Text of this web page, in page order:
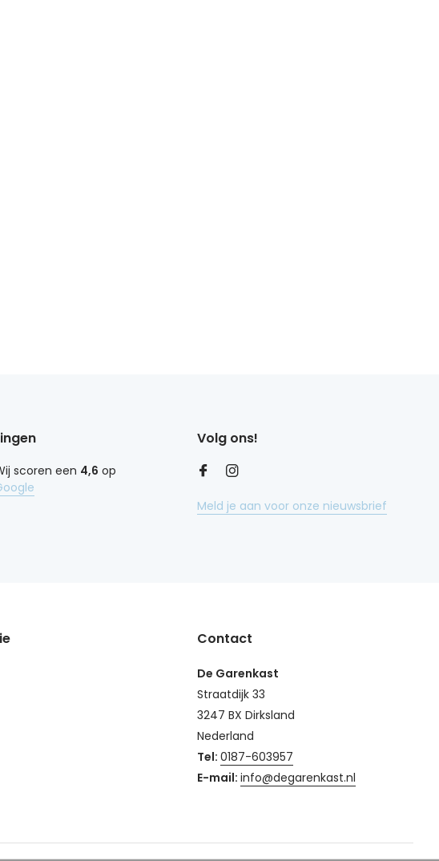
scoren een 4,6 op
Volg ons!
Meld je aan voor onze nieuwsbrief
Contact
De Garenkast
Straatdijk 33
3247 BX Dirksland
Nederland
Tel: 0187-603957
E-mail: info@degarenkast.nl